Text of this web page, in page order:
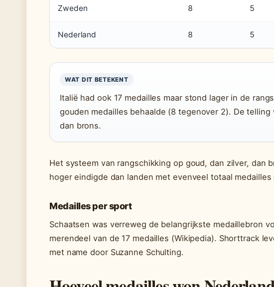
Zweden 8 5
Nederland 8 5
WAT DIT BETEKENT
Italië had ook 17 medailles maar stond lager in de
gouden medailles behaalde (8 tegenover 2). De
dan brons.
Het systeem van rangschikking op goud, dan zilver, dan
hoger eindigde dan landen met evenveel totaal medailles
Medailles per sport
Schaatsen was verreweg de belangrijkste medaillebron
merendeel van de 17 medailles (Wikipedia). Shorttrack
met name door Suzanne Schulting.